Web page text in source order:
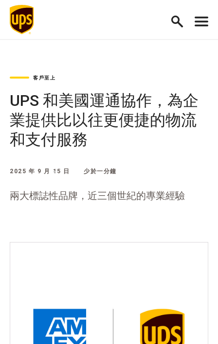
客戶至上
UPS 和美國運通協作，為企
業提供比以往更便捷的物流
和支付服務
2025 年 9 月 15 日 少於一分鐘
兩大標誌性品牌，近三個世紀的專業經驗